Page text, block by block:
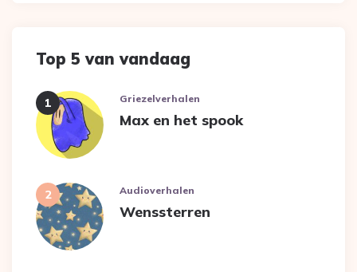
Top 5 van vandaag
Griezelverhalen
Max en het spook
Audioverhalen
Wenssterren